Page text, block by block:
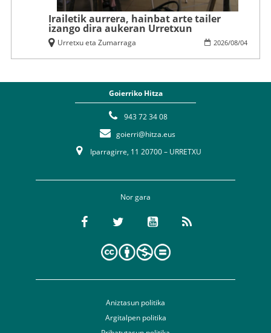
Irailetik aurrera, hainbat arte tailer
izango dira aukeran Urretxun
2026/08/04
Urretxu eta Zumarraga
Goierriko Hitza
943 72 34 08
goierri@hitza.eus
Iparragirre, 11 20700 – URRETXU
Nor gara
Aniztasun politika
Argitalpen politika